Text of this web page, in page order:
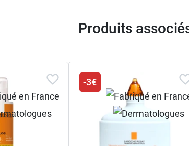
Produits
-3€